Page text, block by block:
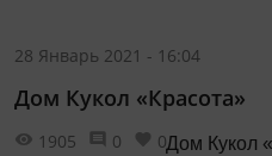
28 Январь 2021 - 16:04
Дом Кукол «Красота»
Дом Кукол
1905 0 0